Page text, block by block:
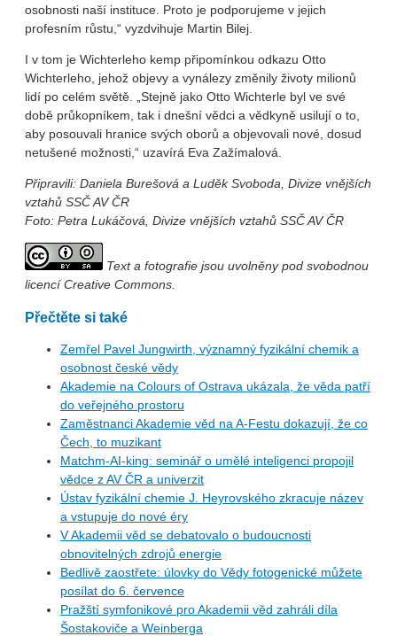
osobnosti naší instituce. Proto je podporujeme v jejich
profesním růstu,“ vyzdvihuje Martin Bilej.
I v tom je Wichterleho kemp připomínkou odkazu Otto
Wichterleho, jehož objevy a vynálezy změnily životy milionů
lidí po celém světě. „Stejně jako Otto Wichterle byl ve své
době průkopníkem, tak i dnešní vědci a vědkyně usilují o to,
aby posouvali hranice svých oborů a objevovali nové, dosud
netušené možnosti,“ uzavírá Eva Zažímalová.
Připravili: Daniela Burešová a Luděk Svoboda, Divize vnějších
vztahů SSČ AV ČR
Foto: Petra Lukáčová, Divize vnějších vztahů SSČ AV ČR
Text a fotografie jsou uvolněny pod svobodnou
licencí Creative Commons.
Přečtěte si také
Zemřel Pavel Jungwirth, významný fyzikální chemik a
osobnost české vědy
Akademie na Colours of Ostrava ukázala, že věda patří
do veřejného prostoru
Zaměstnanci Akademie věd na A-Festu dokazují, že co
Čech, to muzikant
Matchm-AI-king: seminář o umělé inteligenci propojil
vědce z AV ČR a univerzit
Ústav fyzikální chemie J. Heyrovského zkracuje název
a vstupuje do nové éry
V Akademii věd se debatovalo o budoucnosti
obnovitelných zdrojů energie
Bedlivě zaostřete: úlovky do Vědy fotogenické můžete
posílat do 6. července
Pražští symfonikové pro Akademii věd zahráli díla
Šostakoviče a Weinberga